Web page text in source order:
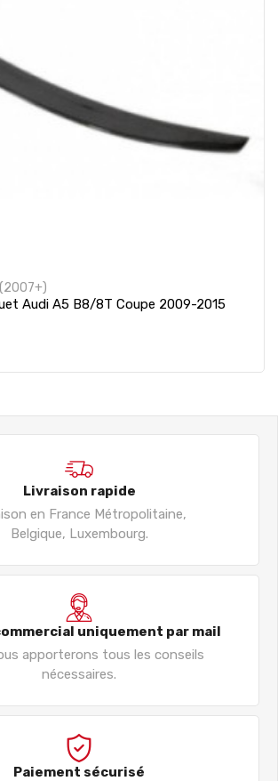
Audi A5 B8/8T Coupe 2009-2015
Livraison rapide
en France Métropolitaine,
Belgique, Luxembourg.
uniquement par mail
apporterons tous les conseils
nécessaires.
Paiement sécurisé